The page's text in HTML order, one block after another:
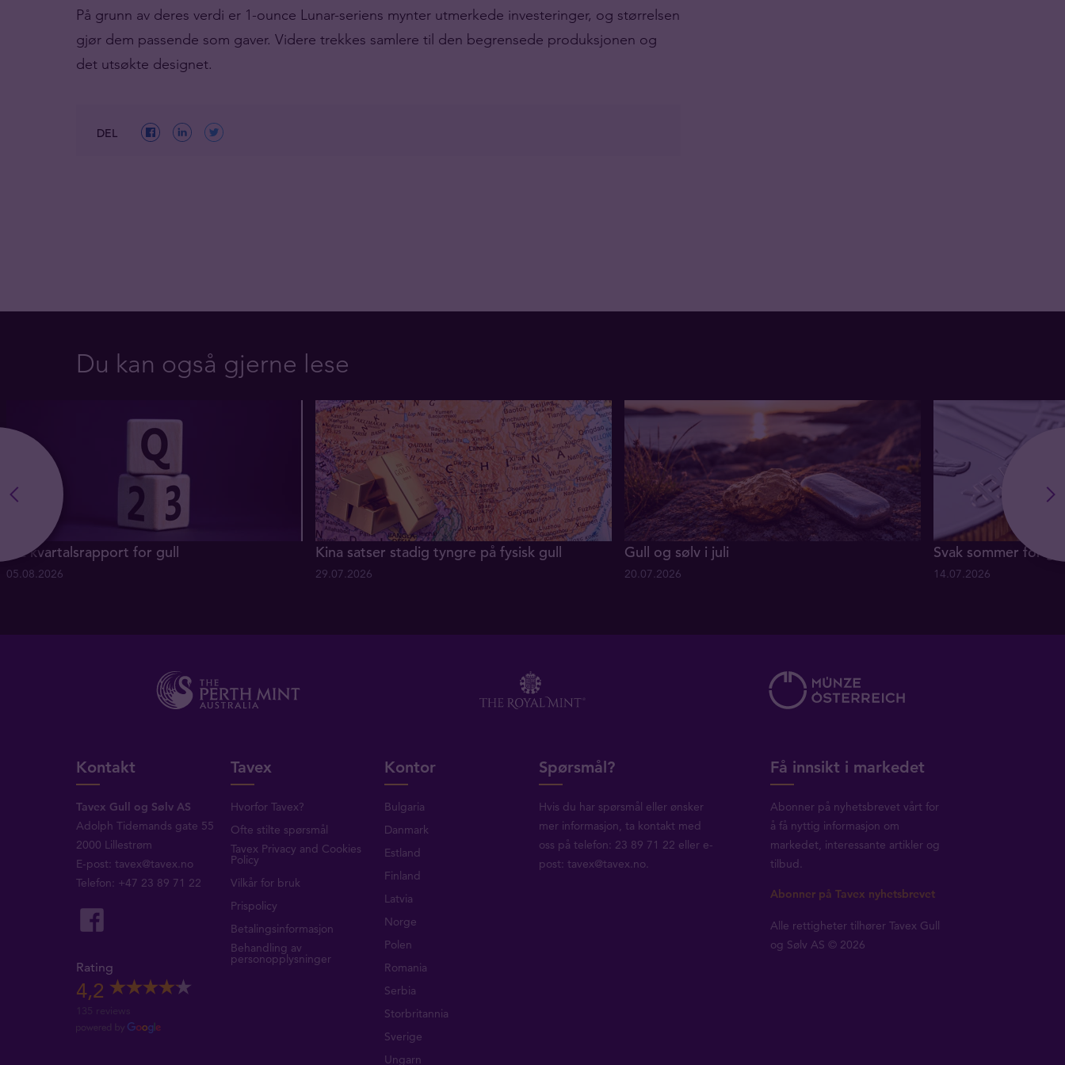
På grunn av deres verdi er 1-ounce Lunar-seriens mynter utmerkede investeringer, og størrelsen
gjør dem passende som gaver. Videre trekkes samlere til den begrensede produksjonen og
det utsøkte designet.
DEL
Du kan også gjerne lese
Q2 kvartalsrapport for gull
05.08.2026
Kina satser stadig tyngre på fysisk gull
29.07.2026
Gull og sølv i juli
20.07.2026
Svak sommer for
14.07.2026
Kontakt
Tavex Gull og Sølv AS
Adolph Tidemands gate 55
2000 Lillestrøm
E-post:tavex@tavex.no
Telefon: +47 23 89 71 22
Rating
4,2
135 reviews
Tavex
Hvorfor Tavex?
Ofte stilte spørsmål
Tavex Privacy and Cookies
Policy
Vilkår for bruk
Prispolicy
Betalingsinformasjon
Behandling av
personopplysninger
Kontor
Bulgaria
Danmark
Estland
Finland
Latvia
Norge
Polen
Romania
Serbia
Storbritannia
Sverige
Ungarn
Spørsmål?
Hvis du har spørsmål eller ønsker
mer informasjon, ta kontakt med
oss på telefon: 23 89 71 22 eller e-
post: tavex@tavex.no.
Få innsikt i markedet
Abonner på nyhetsbrevet vårt for
å få nyttig informasjon om
markedet, interessante artikler og
tilbud.
Abonner på Tavex nyhetsbrevet
Alle rettigheter tilhører Tavex Gull
og Sølv AS © 2026